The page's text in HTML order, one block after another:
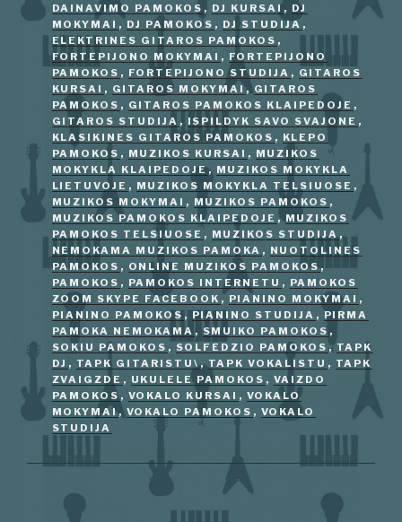
DAINAVIMO PAMOKOS , DJ KURSAI , DJ
MOKYMAI , DJ PAMOKOS , DJ STUDIJA ,
ELEKTRINES GITAROS PAMOKOS ,
FORTEPIJONO MOKYMAI , FORTEPIJONO
PAMOKOS , FORTEPIJONO STUDIJA , GITAROS
KURSAI , GITAROS MOKYMAI,GITAROS
PAMOKOS , GITAROS PAMOKOS KLAIPEDOJE ,
GITAROS STUDIJA , ISPILDYK SAVO SVAJONE ,
KLASIKINES GITAROS PAMOKOS , KLEPO
PAMOKOS , MUZIKOS KURSAI , MUZIKOS
MOKYKLA KLAIPEDOJE, MUZIKOS MOKYKLA
LIETUVOJE , MUZIKOS MOKYKLA TELSIUOSE ,
MUZIKOS MOKYMAI , MUZIKOS PAMOKOS ,
MUZIKOS PAMOKOS KLAIPEDOJE , MUZIKOS
PAMOKOS TELSIUOSE , MUZIKOS STUDIJA ,
NEMOKAMA MUZIKOS PAMOKA , NUOTOLINES
PAMOKOS , ONLINE MUZIKOS PAMOKOS,
PAMOKOS , PAMOKOS INTERNETU , PAMOKOS
ZOOM SKYPE FACEBOOK , PIANINO MOKYMAI ,
PIANINO PAMOKOS , PIANINO STUDIJA , PIRMA
PAMOKA NEMOKAMA , SMUIKO PAMOKOS ,
SOKIU PAMOKOS , SOLFEDZIO PAMOKOS ,TAPK
DJ , TAPK GITARISTU\, TAPK VOKALISTU , TAPK
ZVAIGZDE , UKULELE PAMOKOS , VAIZDO
PAMOKOS , VOKALO KURSAI , VOKALO
MOKYMAI,VOKALO PAMOKOS , VOKALO
STUDIJA
Navigacija